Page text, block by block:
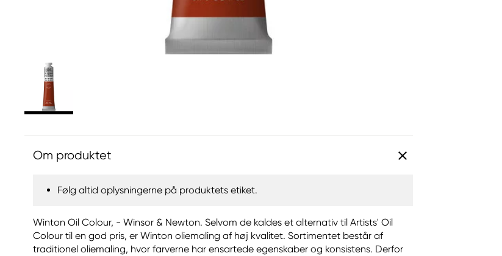
Om produktet
Følg altid oplysningerne på produktets etiket.
Winton Oil Colour, - Winsor & Newton. Selvom de kaldes et alternativ til Artists' Oil
Colour til en god pris, er Winton oliemaling af høj kvalitet. Sortimentet består af
traditionel oliemaling, hvor farverne har ensartede egenskaber og konsistens. Derfor